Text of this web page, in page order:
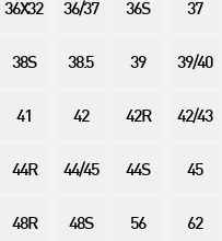
36X32 36/37 36S 37
38S 38.5 39 39/40
41 42 42R 42/43
44R 44/45 44S 45
48R 48S 56 62